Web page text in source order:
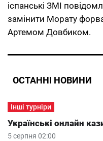
іспанські ЗМІ
замінити Морату
Артемом Довбиком.
ОСТАННІ НОВИНИ
Інші турніри
5 серпня 02:00
Українські онлайн